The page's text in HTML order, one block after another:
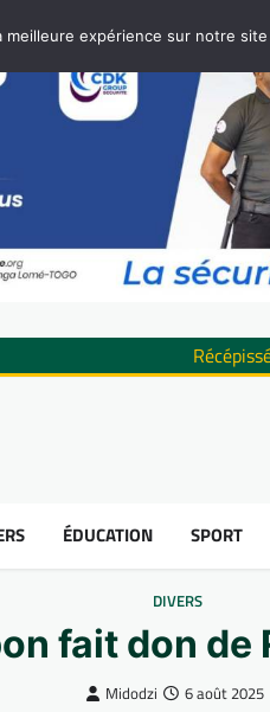
ÉDUCATION SPORT
DIVERS
fait don de
Midodzi 6 août 2025
expérience sur notre